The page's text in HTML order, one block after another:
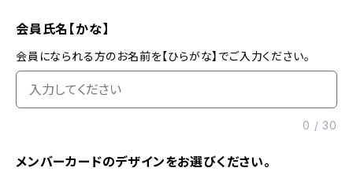
会員氏名【かな】
会員になられる方のお名前を【ひらがな】でご入力ください。
0 /30
メンバーカードのデザインをお選びください。